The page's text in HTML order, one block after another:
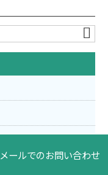
メールでのお問い合わせ